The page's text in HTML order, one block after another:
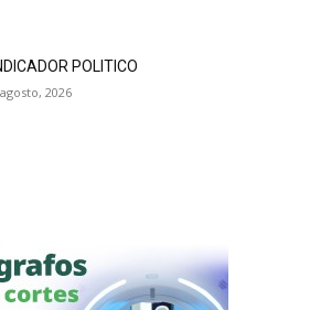
POLITICO
2026